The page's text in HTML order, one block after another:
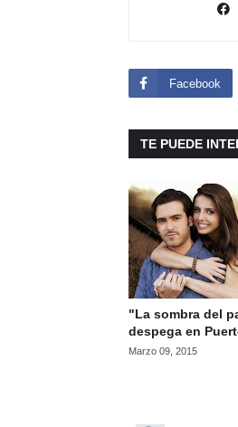
Facebook
TE PUEDE
"La sombra del
despega en
Marzo 09, 2015